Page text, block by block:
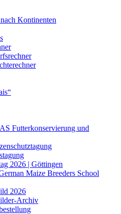
Kontinenten
Futterkonservierung und
2026 | Göttingen
Maize Breeders School
2026
Archiv